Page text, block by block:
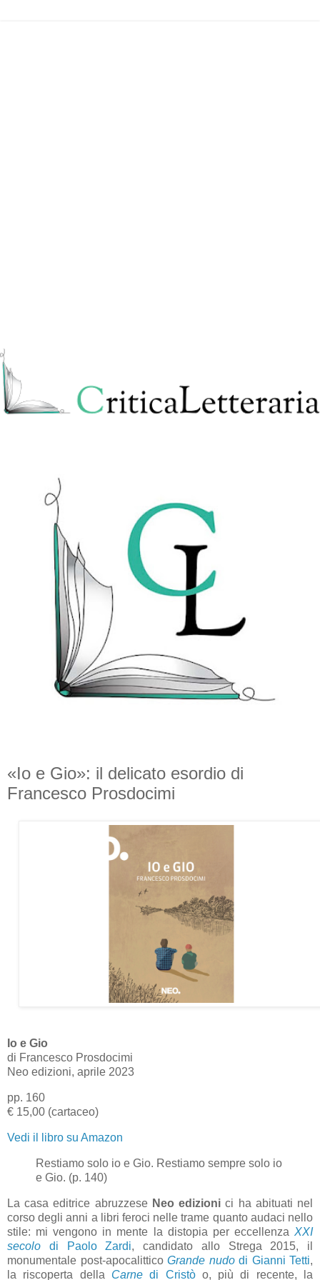
«Io e Gio»: il delicato esordio di
Francesco Prosdocimi
Io e Gio
di Francesco Prosdocimi
Neo edizioni, aprile 2023
pp. 160
€ 15,00 (cartaceo)
Vedi il libro su Amazon
Restiamo solo io e Gio. Restiamo sempre solo io
e Gio. (p. 140)
La casa editrice abruzzese Neo edizionici ha abituati nel
corso degli anni a libri feroci nelle trame quanto audaci nello
stile: mi vengono in mente la distopia per eccellenza XXI
secolo di Paolo Zardi, candidato allo Strega 2015, il
monumentale post-apocalittico Grande nudo di Gianni Tetti,
la riscoperta della
Carnedi Cristòo, più di recente, la